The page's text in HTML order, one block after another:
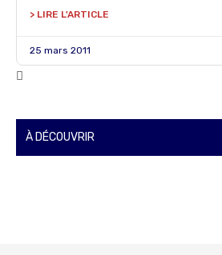
> LIRE L'ARTICLE
25 mars 2011
À DÉCOUVRIR